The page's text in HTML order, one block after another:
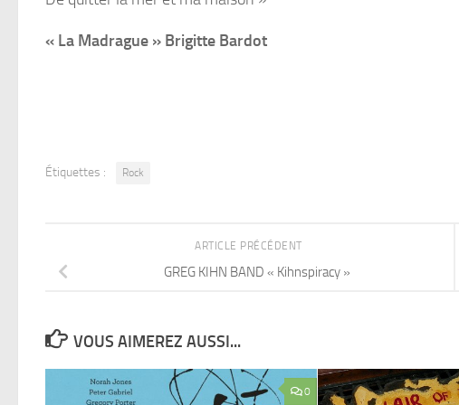
« La Madrague » Brigitte Bardot
Étiquettes : Rock
ARTICLE PRÉCÉDENT
GREG KIHN BAND « Kihnspiracy »
VOUS AIMEREZ AUSSI...
0